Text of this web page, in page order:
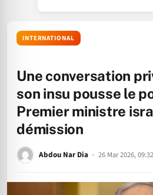
INTERNATIONAL
Une conversation
son insu pousse le
Premier ministre
démission
Abdou Nar Dia 26 Mar 2026, 09:32